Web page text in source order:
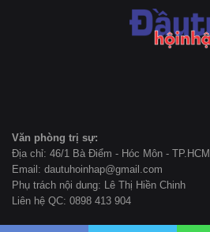
Văn phòng trị sự:
Địa chỉ: 46/1 Bà Điểm - Hóc Môn - TP.HCM
Email: dautuhoinhap@gmail.com
Phụ trách nội dung: Lê Thị Hiền Chinh
Liên hệ QC: 0898 413 904